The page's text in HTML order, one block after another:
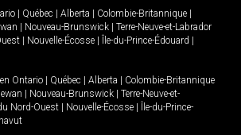
Québec Alberta Colombie-Britannique
Nouveau-Brunswick
Terre-Neuve-et-Labrador
Nouvelle-Écosse Île-du-Prince-Édouard
Ontario Québec Alberta
Colombie-Britannique
Nouveau-Brunswick
Terre-Neuve-et-
Nord-Ouest Nouvelle-Écosse
Île-du-Prince-